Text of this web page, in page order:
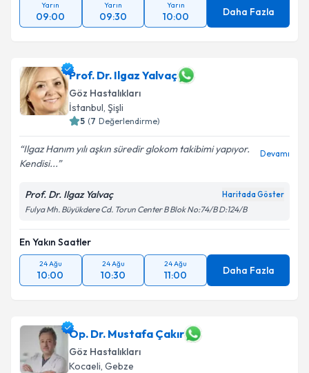
Yarın
09:00
Yarın
09:30
Yarın
10:00 Daha Fazla
Prof. Dr. Ilgaz Yalvaç
Göz Hastalıkları
İstanbul, Şişli
5 (7 Değerlendirme)
Ilgaz Hanım yılı aşkın süredir glokom takibimi yapıyor.
Kendisi...
Devamı
Prof. Dr. Ilgaz Yalvaç Haritada Göster
Fulya Mh. Büyükdere Cd. Torun Center B Blok No:74/B D:124/B
En Yakın Saatler
24 Ağu
10:00
24 Ağu
10:30
24 Ağu
11:00 Daha Fazla
Op. Dr. Mustafa Çakır
Göz Hastalıkları
Kocaeli, Gebze